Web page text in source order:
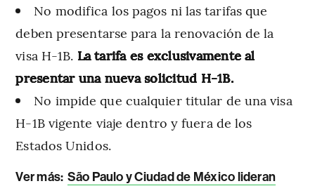
No modifica los pagos ni las tarifas que
deben presentarse para la renovación de la
visa H-1B. La tarifa es exclusivamente al
presentar una nueva solicitud H-1B.
No impide que cualquier titular de una visa
H-1B vigente viaje dentro y fuera de los
Estados Unidos.
Ver más: São Paulo y Ciudad de México lideran